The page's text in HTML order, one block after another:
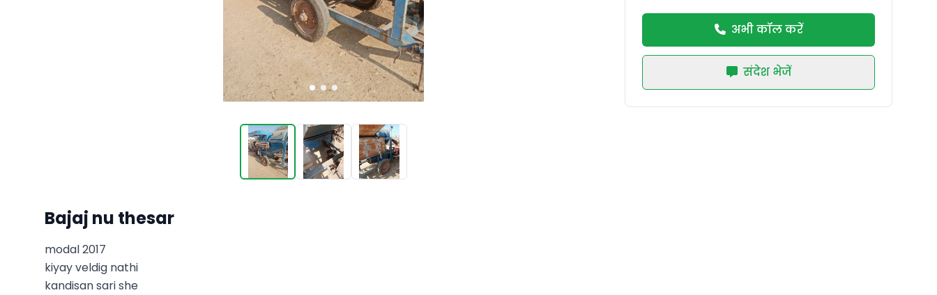
Bajaj nu thesar
modal 2017
kiyay veldig nathi
kandisan sari she
अभी कॉल करें
संदेश भेजें